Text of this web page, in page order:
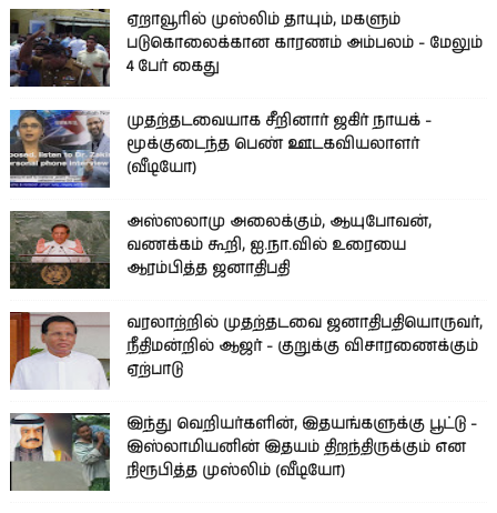
ஏறாவூரில் முஸ்லிம் தாயும், மகளும்
படுகொலைக்கான காரணம் அம்பலம் - மேலும்
4 பேர் கைது
முதற்தடவையாக சீறினார் ஜகிர் நாயக் -
மூக்குடைந்த பெண் ஊடகவியலாளர்
(வீடியோ)
அஸ்ஸலாமு அலைக்கும், ஆயுபோவன்,
வணக்கம் கூறி, ஐ.நா.வில் உரையை
ஆரம்பித்த ஜனாதிபதி
வரலாற்றில் முதற்தடவை ஜனாதிபதியொருவர்,
நீதிமன்றில் ஆஜர் - குறுக்கு விசாரணைக்கும்
ஏற்பாடு
இந்து வெறியர்களின், இதயங்களுக்கு பூட்டு -
இஸ்லாமியனின் இதயம் திறந்திருக்கும் என
நிரூபித்த முஸ்லிம் (வீடியோ)